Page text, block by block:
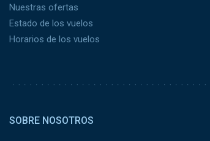
Nuestras ofertas
Estado de los vuelos
Horarios de los vuelos
SOBRE NOSOTROS